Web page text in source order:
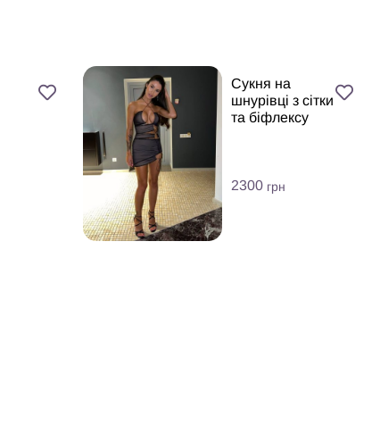
Сукня на
шнурівці з сітки
та біфлексу
2300 грн